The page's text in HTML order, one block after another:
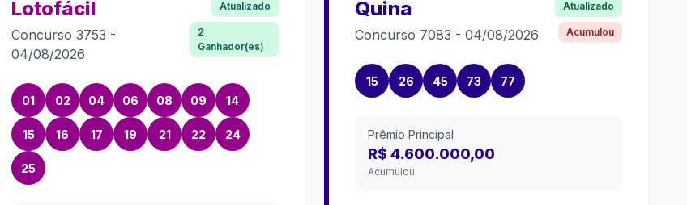
Lotofácil
Concurso 3753 -
04/08/2026
Atualizado
2
Ganhador(es)
01 02 04 06 08 09 14
15 16 17 19 21 22 24
25
Quina
Concurso 7083 - 04/08/2026
Atualizado
Acumulou
15 26 45 73 77
Prêmio Principal
R$ 4.600.000,00
Acumulou